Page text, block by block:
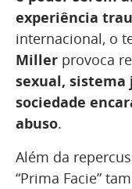
experiência
internacional, o
Miller provoca
sexual, sistema
sociedade
abuso.
Além da
“Prima Facie”